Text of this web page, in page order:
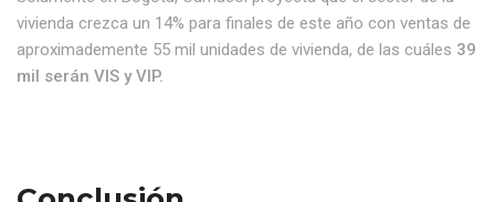
vivienda crezca un 14% para finales de este año con ventas de
aproximademente 55 mil unidades de vivienda, de las cuáles 39
mil serán VIS y VIP.